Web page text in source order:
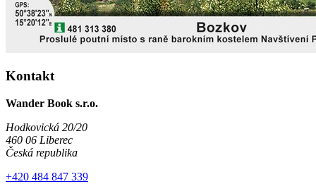
Kontakt
Wander Book s.r.o.
Hodkovická 20/20
460 06 Liberec
Česká republika
+420 484 847 339